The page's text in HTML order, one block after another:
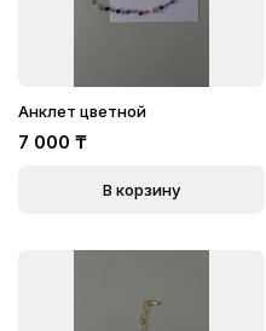
Анклет цветной
7 000 ₸
В корзину